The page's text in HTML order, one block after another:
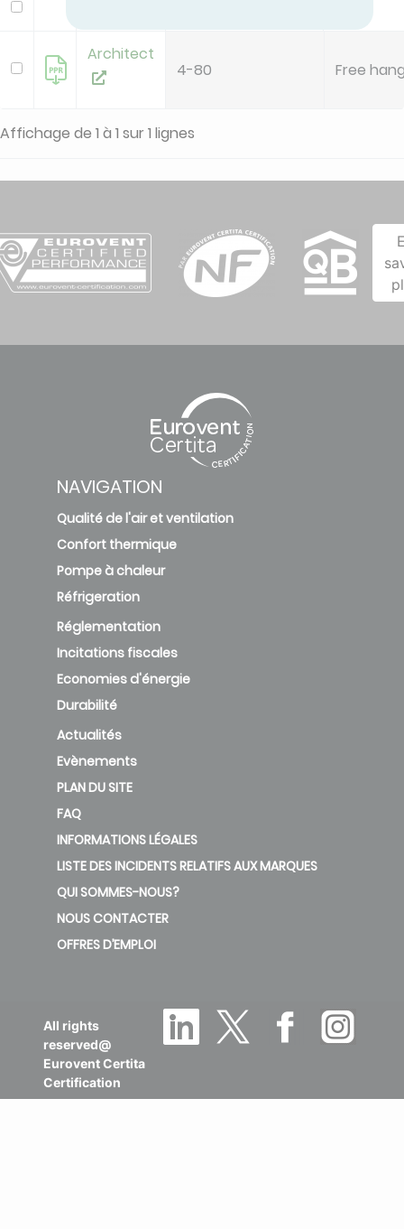
Architect
4-80 Free
Affichage de 1 à 1 sur 1 lignes
NAVIGATION
Qualité de l'air et ventilation
Confort thermique
Pompe à chaleur
Réfrigeration
Réglementation
Incitations fiscales
Economies d'énergie
Durabilité
Actualités
Evènements
PLAN DU SITE
FAQ
INFORMATIONS LÉGALES
LISTE DES INCIDENTS RELATIFS AUX MARQUES
QUI SOMMES-NOUS?
NOUS CONTACTER
OFFRES D’EMPLOI
All rights
reserved@
Eurovent Certita
Certification